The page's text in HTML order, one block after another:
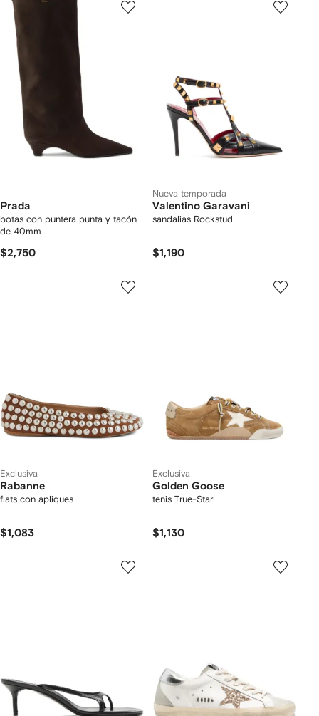
Prada
botas con puntera punta y tacón
de 40mm
$2,750
Nueva temporada
Valentino Garavani
sandalias Rockstud
$1,190
Exclusiva
Rabanne
flats con apliques
$1,083
Exclusiva
Golden Goose
tenis True-Star
$1,130